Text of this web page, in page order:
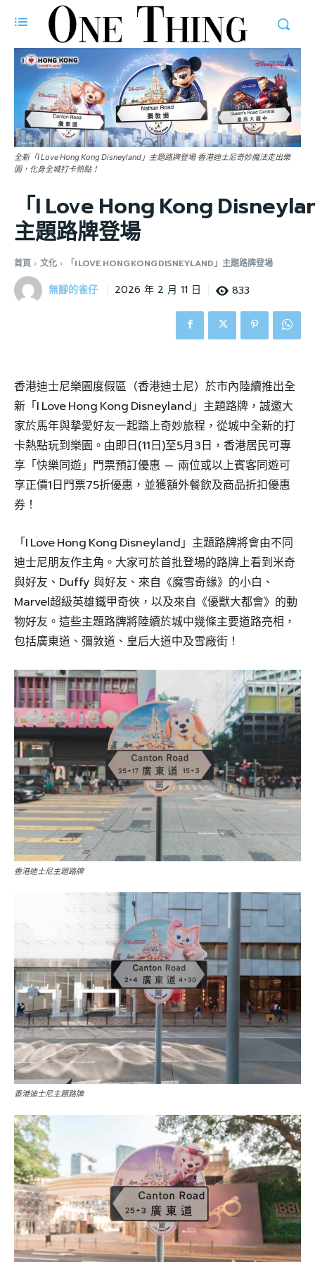
全新「I Love Hong Kong Disneyland」主題路牌登場 香港迪士尼奇妙魔法走出樂
園，化身全城打卡熱點！
「I Love Hong Kong
主題路牌登場
首頁 文化 「I LOVE HONG KONG DISNEYLAND」主題路牌登場
無腳的雀仔 2026 年 2 月 11 日 833
香港迪士尼樂園度假區（香港迪士尼）於市內陸續推出全
新「I Love Hong Kong Disneyland」主題路牌，誠邀大
家於馬年與摯愛好友一起踏上奇妙旅程，從城中全新的打
卡熱點玩到樂園。由即日(11日)至5月3日，香港居民可專
享「快樂同遊」門票預訂優惠 — 兩位或以上賓客同遊可
享正價1日門票75折優惠，並獲額外餐飲及商品折扣優惠
券！
「I Love Hong Kong Disneyland」主題路牌將會由不同
迪士尼朋友作主角。大家可於首批登場的路牌上看到米奇
與好友、Duffy 與好友、來自《魔雪奇緣》的小白、
Marvel超級英雄鐵甲奇俠，以及來自《優獸大都會》的動
物好友。這些主題路牌將陸續於城中幾條主要道路亮相，
包括廣東道、彌敦道、皇后大道中及雪廠街！
香港迪士尼主題路牌
香港迪士尼主題路牌